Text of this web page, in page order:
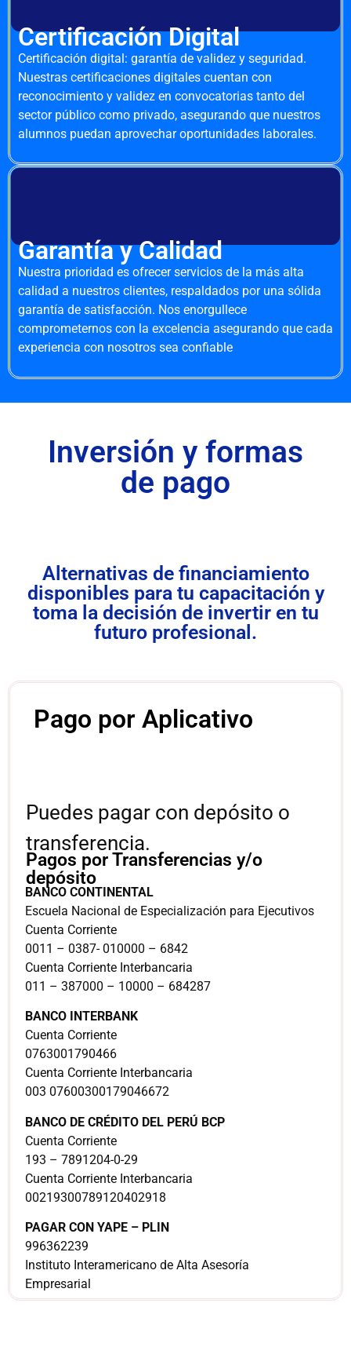
Certificación Digital
Certificación digital: garantía de validez y seguridad.
Nuestras certificaciones digitales cuentan con
reconocimiento y validez en convocatorias tanto del
sector público como privado, asegurando que nuestros
alumnos puedan aprovechar oportunidades laborales.
Garantía y Calidad
Nuestra prioridad es ofrecer servicios de la más alta
calidad a nuestros clientes, respaldados por una sólida
garantía de satisfacción. Nos enorgullece
comprometernos con la excelencia asegurando que cada
experiencia con nosotros sea confiable
Inversión y formas
de pago
Alternativas de financiamiento
disponibles para tu capacitación y
toma la decisión de invertir en tu
futuro profesional.
Pago por Aplicativo
Puedes pagar con depósito o
transferencia.
BANCO CONTINENTAL
Escuela Nacional de Especialización para Ejecutivos
Cuenta Corriente
0011 – 0387- 010000 – 6842
Cuenta Corriente Interbancaria
011 – 387000 – 10000 – 684287
BANCO INTERBANK
Cuenta Corriente
0763001790466
Cuenta Corriente Interbancaria
003 07600300179046672
BANCO DE CRÉDITO DEL PERÚ BCP
Cuenta Corriente
193 – 7891204-0-29
Cuenta Corriente Interbancaria
00219300789120402918
PAGAR CON YAPE – PLIN
996362239
Instituto Interamericano de Alta Asesoría
Empresarial
Pagos por Transferencias y/o
depósito